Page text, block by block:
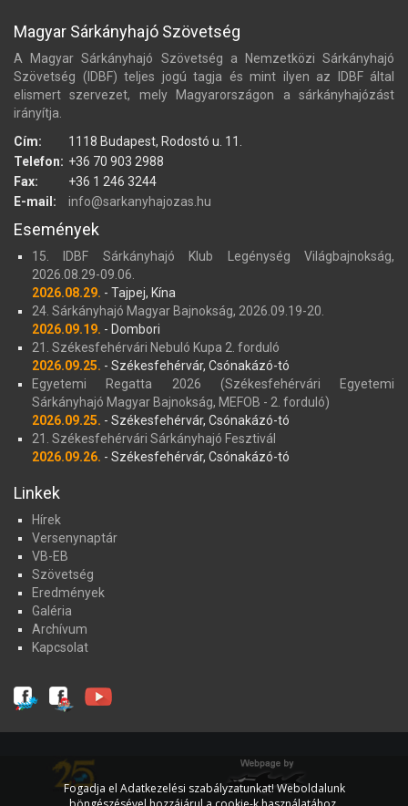
Magyar Sárkányhajó Szövetség
A Magyar Sárkányhajó Szövetség a Nemzetközi Sárkányhajó
Szövetség (IDBF) teljes jogú tagja és mint ilyen az IDBF által
elismert szervezet, mely Magyarországon a sárkányhajózást
irányítja.
Cím:
1118 Budapest, Rodostó u. 11.
Telefon: +36 70 903 2988
Fax:
+36 1 246 3244
E-mail:
info@sarkanyhajozas.hu
Események
15. IDBF Sárkányhajó Klub Legénység Világbajnokság,
2026.08.29-09.06.
2026.08.29. - Tajpej, Kína
24. Sárkányhajó Magyar Bajnokság, 2026.09.19-20.
2026.09.19. - Dombori
21. Székesfehérvári Nebuló Kupa 2. forduló
2026.09.25. - Székesfehérvár, Csónakázó-tó
Egyetemi Regatta 2026 (Székesfehérvári Egyetemi
Sárkányhajó Magyar Bajnokság, MEFOB - 2. forduló)
2026.09.25. - Székesfehérvár, Csónakázó-tó
21. Székesfehérvári Sárkányhajó Fesztivál
2026.09.26. - Székesfehérvár, Csónakázó-tó
Linkek
Hírek
Versenynaptár
VB-EB
Szövetség
Eredmények
Galéria
Archívum
Kapcsolat
Fogadja el Adatkezelési szabályzatunkat! Weboldalunk